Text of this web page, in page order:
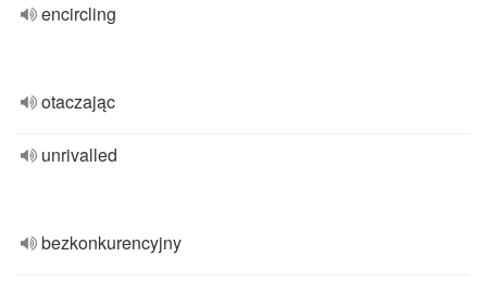
encircling
otaczając
unrivalled
bezkonkurencyjny